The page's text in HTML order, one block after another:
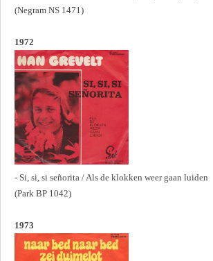
(Negram NS 1471)
1972
- Si, si, si señorita / Als de klokken weer gaan luiden
(Park BP 1042)
1973